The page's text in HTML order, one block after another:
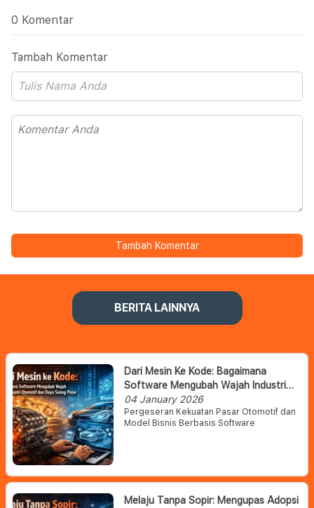
0 Komentar
Tambah Komentar
Tambah Komentar
BERITA LAINNYA
Dari Mesin Ke Kode: Bagaimana
Software Mengubah Wajah Industri
Otomotif Dan Daya Saing Pasar
04 January 2026
Pergeseran Kekuatan Pasar Otomotif dan
Model Bisnis Berbasis Software
Melaju Tanpa Sopir: Mengupas Adopsi